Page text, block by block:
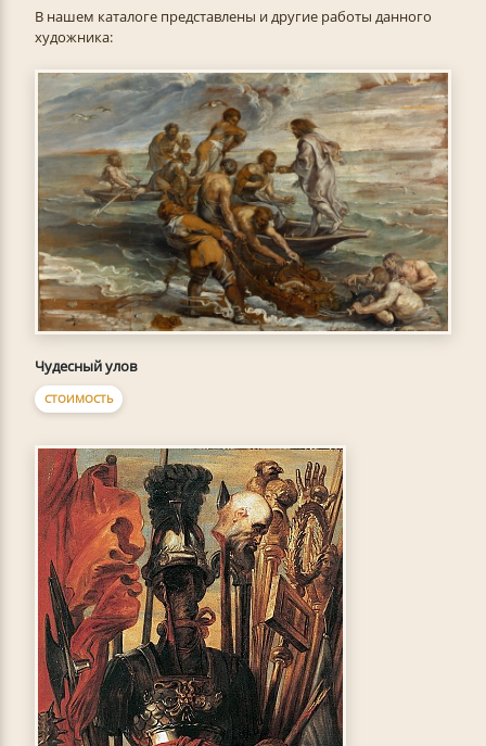
В нашем каталоге представлены и другие работы данного
художника:
Чудесный улов
СТОИМОСТЬ